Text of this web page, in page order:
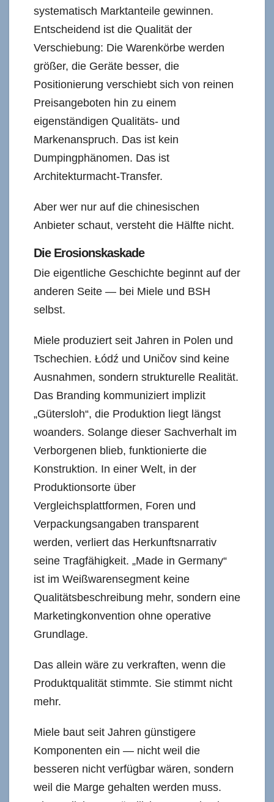
systematisch Marktanteile gewinnen.
Entscheidend ist die Qualität der
Verschiebung: Die Warenkörbe werden
größer, die Geräte besser, die
Positionierung verschiebt sich von reinen
Preisangeboten hin zu einem
eigenständigen Qualitäts- und
Markenanspruch. Das ist kein
Dumpingphänomen. Das ist
Architekturmacht-Transfer.
Aber wer nur auf die chinesischen
Anbieter schaut, versteht die Hälfte nicht.
Die Erosionskaskade
Die eigentliche Geschichte beginnt auf der
anderen Seite — bei Miele und BSH
selbst.
Miele produziert seit Jahren in Polen und
Tschechien. Łódź und Uničov sind keine
Ausnahmen, sondern strukturelle Realität.
Das Branding kommuniziert implizit
„Gütersloh“, die Produktion liegt längst
woanders. Solange dieser Sachverhalt im
Verborgenen blieb, funktionierte die
Konstruktion. In einer Welt, in der
Produktionsorte über
Vergleichsplattformen, Foren und
Verpackungsangaben transparent
werden, verliert das Herkunftsnarrativ
seine Tragfähigkeit. „Made in Germany“
ist im Weißwarensegment keine
Qualitätsbeschreibung mehr, sondern eine
Marketingkonvention ohne operative
Grundlage.
Das allein wäre zu verkraften, wenn die
Produktqualität stimmte. Sie stimmt nicht
mehr.
Miele baut seit Jahren günstigere
Komponenten ein — nicht weil die
besseren nicht verfügbar wären, sondern
weil die Marge gehalten werden muss.